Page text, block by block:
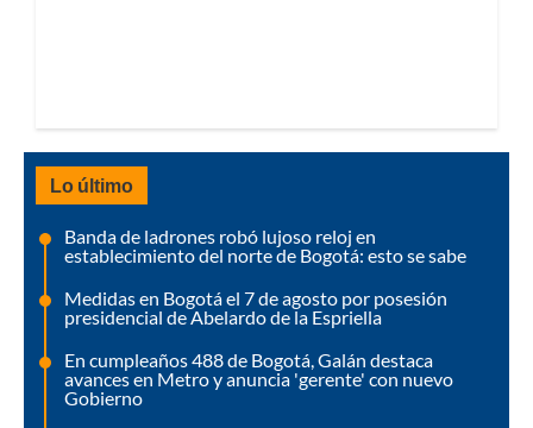
Lo último
Banda de ladrones robó lujoso reloj en
establecimiento del norte de Bogotá: esto se sabe
Medidas en Bogotá el 7 de agosto por posesión
presidencial de Abelardo de la Espriella
En cumpleaños 488 de Bogotá, Galán destaca
avances en Metro y anuncia 'gerente' con nuevo
Gobierno